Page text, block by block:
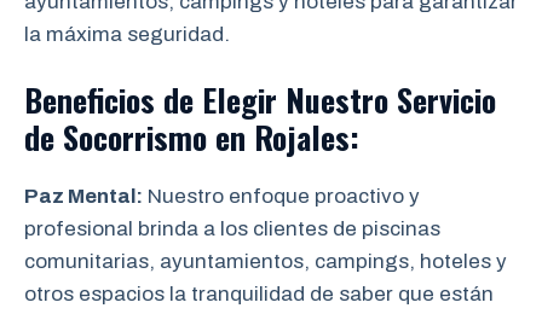
la máxima seguridad.
Beneficios de Elegir Nuestro Servicio
de Socorrismo en Rojales:
Paz Mental: Nuestro enfoque proactivo y
profesional brinda a los clientes de piscinas
comunitarias, ayuntamientos, campings, hoteles y
otros espacios la tranquilidad de saber que están